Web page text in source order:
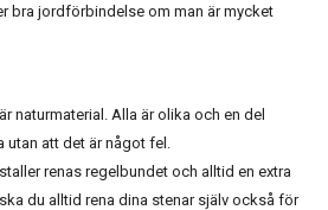
bra jordförbindelse om man är mycket
naturmaterial. Alla är olika och en del
att det är något fel.
renas regelbundet och alltid en extra
du alltid rena dina stenar själv också för